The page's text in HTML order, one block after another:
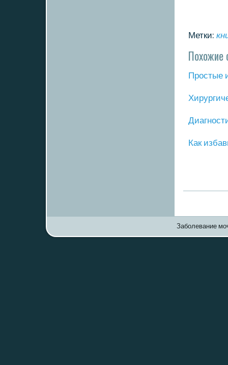
Метки:
Похожие
Прοстые
Как
Заболевание